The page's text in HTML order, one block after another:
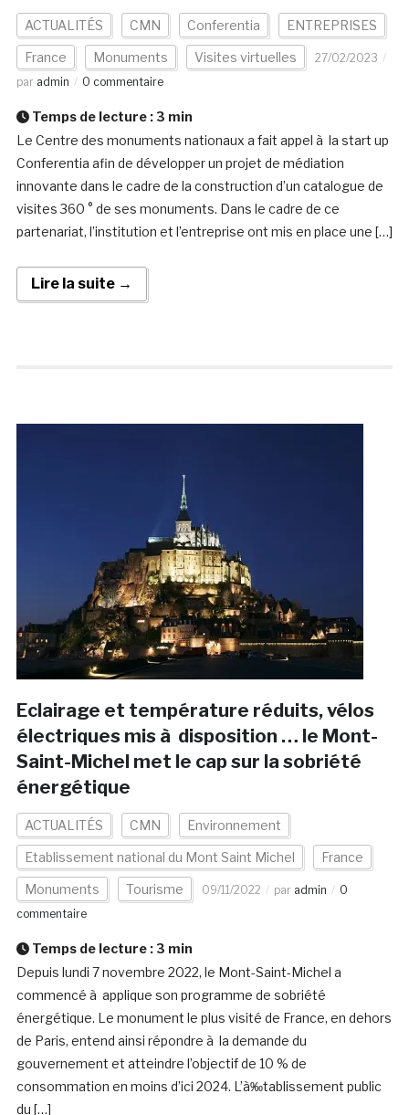
ACTUALITÉS CMN Conferentia ENTREPRISES
France Monuments Visites virtuelles
27/02/2023
par admin 0 commentaire
Temps de lecture : 3 min
Le Centre des monuments nationaux a fait appel à la start up
Conferentia afin de développer un projet de médiation
innovante dans le cadre de la construction d’un catalogue de
visites 360 ° de ses monuments. Dans le cadre de ce
partenariat, l’institution et l’entreprise ont mis en place une […]
Lire la suite →
Eclairage et température réduits, vélos
électriques mis à disposition … le Mont-
Saint-Michel met le cap sur la sobriété
énergétique
ACTUALITÉS CMN Environnement
Etablissement national du Mont Saint Michel France
Monuments Tourisme 09/11/2022 par admin
0
commentaire
Temps de lecture : 3 min
Depuis lundi 7 novembre 2022, le Mont-Saint-Michel a
commencé à applique son programme de sobriété
énergétique. Le monument le plus visité de France, en dehors
de Paris, entend ainsi répondre à la demande du
gouvernement et atteindre l’objectif de 10 % de
consommation en moins d’ici 2024. L’à‰tablissement public
du […]